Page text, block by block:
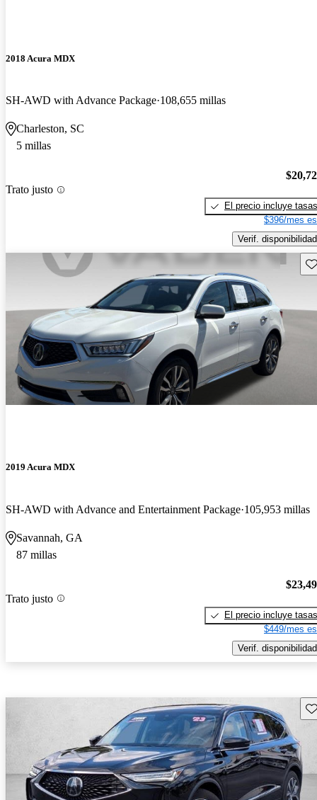
2018 Acura MDX
SH-AWD with Advance Package 108,655 millas
Charleston, SC
5 millas
Trato justo
El precio incluye tasas
$396/mes
Verif. disponibilidad
2019 Acura MDX
SH-AWD with Advance and Entertainment Package 105,953 millas
Savannah, GA
87 millas
Trato justo
El precio incluye tasas
$449/mes
Verif. disponibilidad